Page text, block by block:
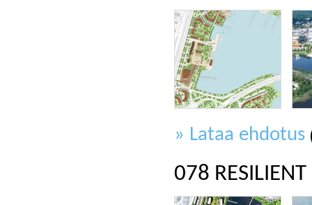
» Lataa ehdotus
078